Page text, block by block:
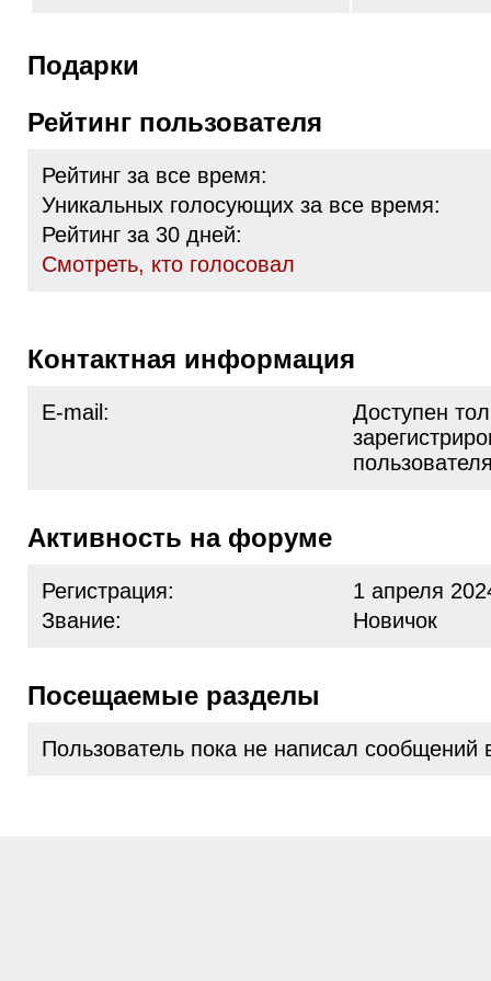
Подарки
Рейтинг пользователя
Рейтинг за все время:
Уникальных голосующих за все время:
Рейтинг за 30 дней:
Cмотреть, кто голосовал
Контактная информация
E-mail:
Доступен
Активность на форуме
Регистрация:
1 апреля
Звание:
Новичок
Посещаемые разделы
Пользователь пока не написал сообщений